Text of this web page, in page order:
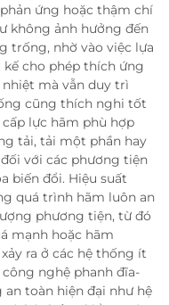
ứng hoặc thậm chí
không ảnh hưởng đến
trống, nhờ vào việc lựa
cho phép thích ứng
mà vẫn duy trì
cũng thích nghi tốt
lực hãm phù hợp
tải, tải một phần hay
với các phương tiện
biến đổi. Hiệu suất
quá trình hãm luôn an
phương tiện, từ đó
mạnh hoặc hãm
ra ở các hệ thống ít
nghệ phanh đĩa-
toàn hiện đại như hệ